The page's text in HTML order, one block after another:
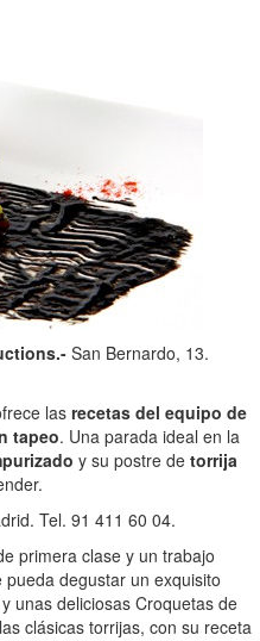
San Bernardo, 13.
las recetas del equipo de
tapeo. Una parada ideal en la
y su postre de torrija
Tel. 91 411 60 04.
primera clase y un trabajo
degustar un exquisito
y unas deliciosas Croquetas de
clásicas torrijas, con su receta